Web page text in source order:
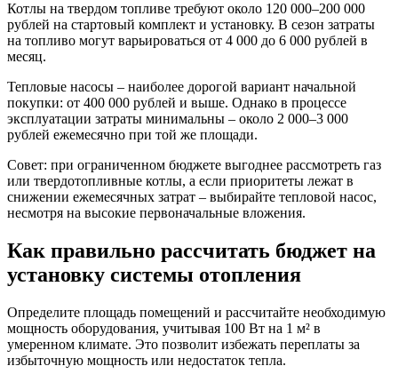
Котлы на твердом топливе требуют около 120 000–200 000
рублей на стартовый комплект и установку. В сезон затраты
на топливо могут варьироваться от 4 000 до 6 000 рублей в
месяц.
Тепловые насосы – наиболее дорогой вариант начальной
покупки: от 400 000 рублей и выше. Однако в процессе
эксплуатации затраты минимальны – около 2 000–3 000
рублей ежемесячно при той же площади.
Совет: при ограниченном бюджете выгоднее рассмотреть газ
или твердотопливные котлы, а если приоритеты лежат в
снижении ежемесячных затрат – выбирайте тепловой насос,
несмотря на высокие первоначальные вложения.
Как правильно рассчитать бюджет на
установку системы отопления
Определите площадь помещений и рассчитайте необходимую
мощность оборудования, учитывая 100 Вт на 1 м² в
умеренном климате. Это позволит избежать переплаты за
избыточную мощность или недостаток тепла.